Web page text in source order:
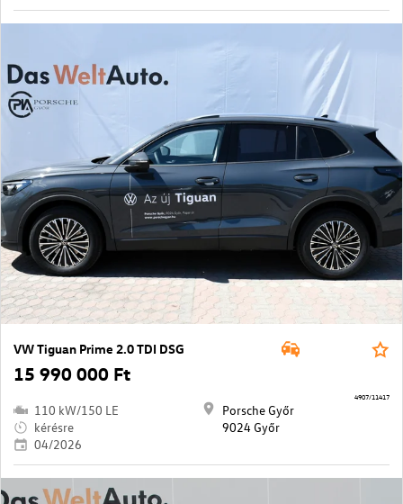
VW Tiguan Prime 2.0 TDI DSG
15 990 000 Ft
110 kW/150 LE
kérésre
04/2026
Porsche Győr
9024 Győr
4907/11417